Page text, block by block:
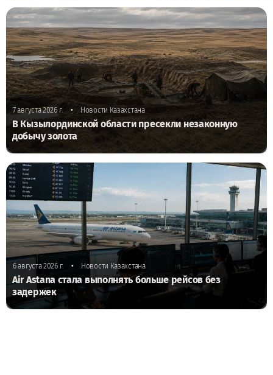
7 августа 2026 г. • Новости Казахстана
В Кызылординской области пресекли незаконную
добычу золота
6 августа 2026 г. • Новости Казахстана
Air Astana стала выполнять больше рейсов без
задержек